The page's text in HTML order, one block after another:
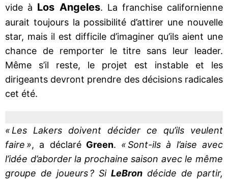
vide à Los Angeles. La franchise californienne
aurait toujours la possibilité d’attirer une nouvelle
star, mais il est difficile d’imaginer qu’ils aient une
chance de remporter le titre sans leur leader.
Même s’il reste, le projet est instable et les
dirigeants devront prendre des décisions radicales
cet été.
« Les Lakers doivent décider ce qu’ils veulent
faire », a déclaréGreen. « Sont-ils à l’aise avec
l’idée d’aborder la prochaine saison avec le même
groupe de joueurs ? Si LeBron décide de partir,